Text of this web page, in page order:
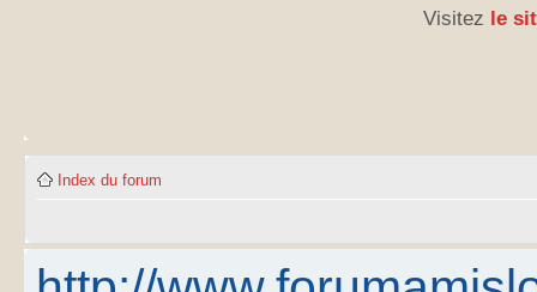
Visitez le
Index du forum